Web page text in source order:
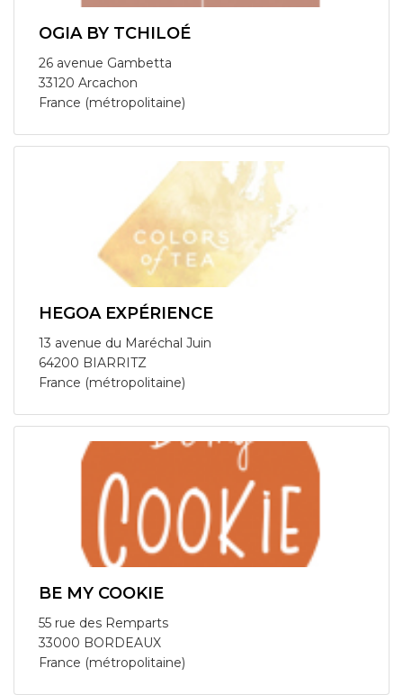
OGIA BY TCHILOÉ
26 avenue Gambetta
33120 Arcachon
France (métropolitaine)
HEGOA EXPÉRIENCE
13 avenue du Maréchal Juin
64200 BIARRITZ
France (métropolitaine)
BE MY COOKIE
55 rue des Remparts
33000 BORDEAUX
France (métropolitaine)